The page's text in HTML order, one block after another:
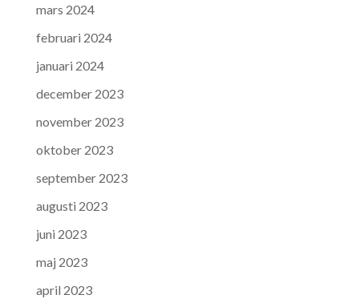
mars 2024
februari 2024
januari 2024
december 2023
november 2023
oktober 2023
september 2023
augusti 2023
juni 2023
maj 2023
april 2023